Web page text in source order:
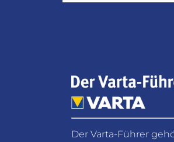
Der Varta-Führer